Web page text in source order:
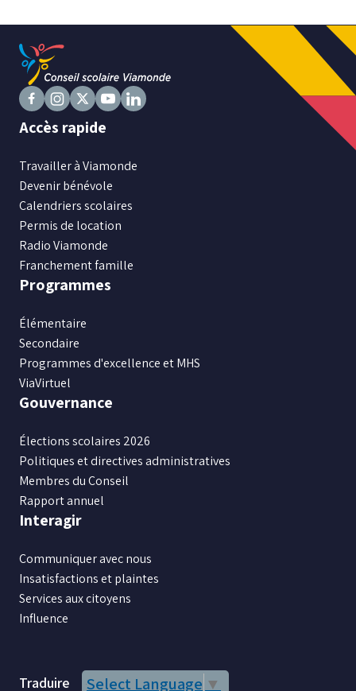
Niveau
Tous
Élémentaire
Secondaire
RECHERCHER
Suivez
sur
Facebook
Suivez
sur
Instagram
Suivez
nous
sur
X
Suivez
sur
Accès rapide
Travailler à Viamonde
Devenir bénévole
Calendriers scolaires
Permis de location
Radio Viamonde
Franchement famille
Programmes
Élémentaire
Secondaire
Programmes d'excellence et MHS
ViaVirtuel
Gouvernance
Élections scolaires 2026
Politiques et directives administratives
Membres du Conseil
Rapport annuel
Interagir
Communiquer avec nous
Insatisfactions et plaintes
Services aux citoyens
Influence
Traduire Select Language ▼